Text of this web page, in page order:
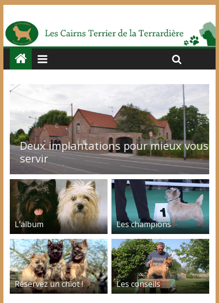
Deux implantations pour mieux vous
servir
L’album Les champions
Réservez un chiot ! Les conseils